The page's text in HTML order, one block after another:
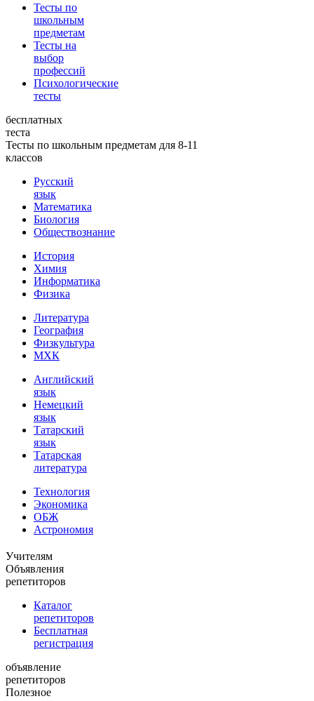
Тесты по
школьным
предметам
Тесты на
выбор
профессий
Психологические
тесты
бесплатных
теста
Тесты по школьным предметам для 8-11
классов
Русский
язык
Математика
Биология
Обществознание
История
Химия
Информатика
Физика
Литература
География
Физкультура
МХК
Английский
язык
Немецкий
язык
Татарский
язык
Татарская
литература
Технология
Экономика
ОБЖ
Астрономия
Учителям
Объявления
репетиторов
Каталог
репетиторов
Бесплатная
регистрация
объявление
репетиторов
Полезное